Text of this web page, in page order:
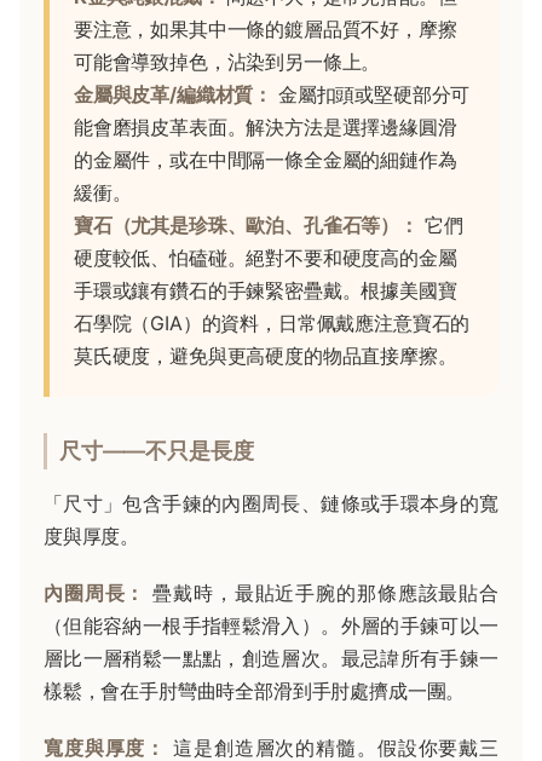
要注意，如果其中一條的鍍層品質不好，摩擦
可能會導致掉色，沾染到另一條上。
金屬與皮革/編織材質： 金屬扣頭或堅硬部分可
能會磨損皮革表面。解決方法是選擇邊緣圓滑
的金屬件，或在中間隔一條全金屬的細鏈作為
緩衝。
寶石（尤其是珍珠、歐泊、孔雀石等）： 它們
硬度較低、怕磕碰。絕對不要和硬度高的金屬
手環或鑲有鑽石的手鍊緊密疊戴。根據美國寶
石學院（GIA）的資料，日常佩戴應注意寶石的
莫氏硬度，避免與更高硬度的物品直接摩擦。
尺寸——不只是長度
「尺寸」包含手鍊的內圈周長、鏈條或手環本身的寬
度與厚度。
內圈周長：
疊戴時，最貼近手腕的那條應該最貼合
（但能容納一根手指輕鬆滑入）。外層的手鍊可以一
層比一層稍鬆一點點，創造層次。最忌諱所有手鍊一
樣鬆，會在手肘彎曲時全部滑到手肘處擠成一團。
寬度與厚度：
這是創造層次的精髓。假設你要戴三